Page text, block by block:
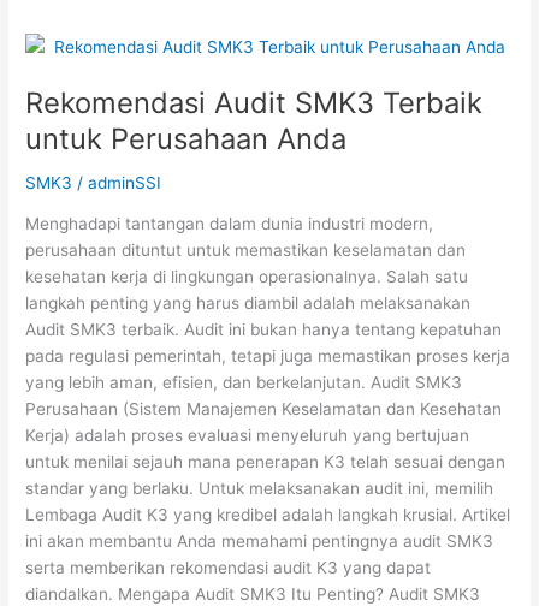
Rekomendasi Audit SMK3 Terbaik
untuk Perusahaan Anda
SMK3 /adminSSI
Menghadapi tantangan dalam dunia industri modern,
perusahaan dituntut untuk memastikan keselamatan dan
kesehatan kerja di lingkungan operasionalnya. Salah satu
langkah penting yang harus diambil adalah melaksanakan
Audit SMK3 terbaik. Audit ini bukan hanya tentang kepatuhan
pada regulasi pemerintah, tetapi juga memastikan proses kerja
yang lebih aman, efisien, dan berkelanjutan. Audit SMK3
Perusahaan (Sistem Manajemen Keselamatan dan Kesehatan
Kerja) adalah proses evaluasi menyeluruh yang bertujuan
untuk menilai sejauh mana penerapan K3 telah sesuai dengan
standar yang berlaku. Untuk melaksanakan audit ini, memilih
Lembaga Audit K3 yang kredibel adalah langkah krusial. Artikel
ini akan membantu Anda memahami pentingnya audit SMK3
serta memberikan rekomendasi audit K3 yang dapat
diandalkan. Mengapa Audit SMK3 Itu Penting? Audit SMK3
Rekomendasi
SMK3
Terbaik
untuk
Perusahaan